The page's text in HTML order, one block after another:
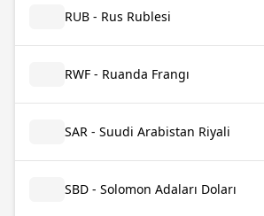
RUB - Rus Rublesi
RWF - Ruanda Frangı
SAR - Suudi Arabistan Riyali
SBD - Solomon Adaları Doları